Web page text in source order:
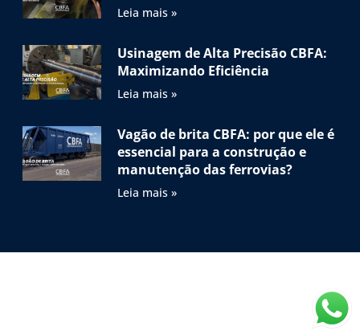
Leia mais »
Usinagem de Alta Precisão CBFA:
Maximizando Eficiência
Leia mais »
Vagão de brita CBFA: por que ele é
essencial para a construção e
manutenção das ferrovias?
Leia mais »